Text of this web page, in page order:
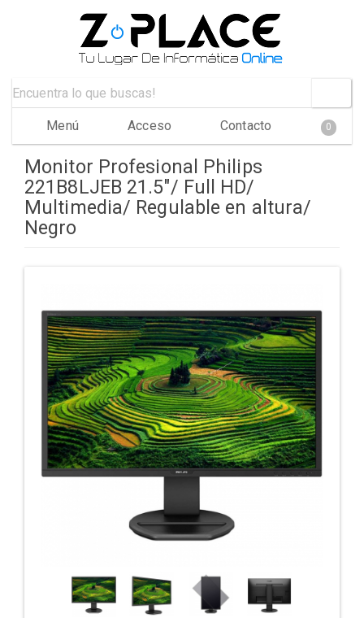
Menú Acceso Contacto 0
Monitor Profesional Philips
221B8LJEB 21.5"/ Full HD/
Multimedia/ Regulable en altura/
Negro